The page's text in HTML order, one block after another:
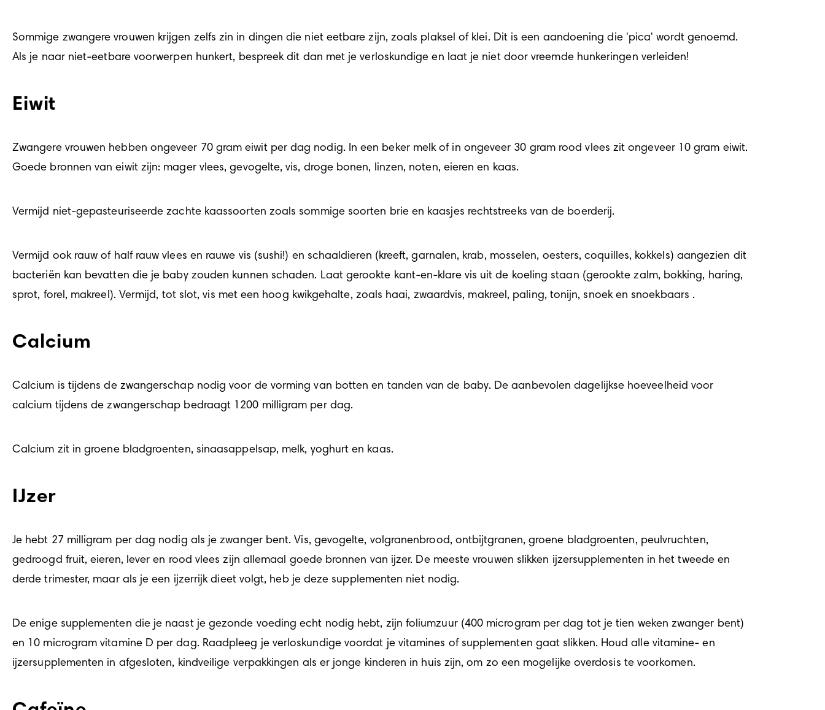
Sommige zwangere vrouwen krijgen zelfs zin in dingen die niet eetbare zijn, zoals plaksel of klei. Dit is een aandoening die 'pica' wordt genoemd.
Als je naar niet-eetbare voorwerpen hunkert, bespreek dit dan met je verloskundige en laat je niet door vreemde hunkeringen verleiden!
Eiwit
Zwangere vrouwen hebben ongeveer 70 gram eiwit per dag nodig. In een beker melk of in ongeveer 30 gram rood vlees zit ongeveer 10 gram eiwit.
Goede bronnen van eiwit zijn: mager vlees, gevogelte, vis, droge bonen, linzen, noten, eieren en kaas.
Vermijd niet-gepasteuriseerde zachte kaassoorten zoals sommige soorten brie en kaasjes rechtstreeks van de boerderij.
Vermijd ook rauw of half rauw vlees en rauwe vis (sushi!) en schaaldieren (kreeft, garnalen, krab, mosselen, oesters, coquilles, kokkels) aangezien dit
bacteriën kan bevatten die je baby zouden kunnen schaden. Laat gerookte kant-en-klare vis uit de koeling staan (gerookte zalm, bokking, haring,
sprot, forel, makreel). Vermijd, tot slot, vis met een hoog kwikgehalte, zoals haai, zwaardvis, makreel, paling, tonijn, snoek en snoekbaars .
Calcium
Calcium is tijdens de zwangerschap nodig voor de vorming van botten en tanden van de baby. De aanbevolen dagelijkse hoeveelheid voor
calcium tijdens de zwangerschap bedraagt 1200 milligram per dag.
Calcium zit in groene bladgroenten, sinaasappelsap, melk, yoghurt en kaas.
IJzer
Je hebt 27 milligram per dag nodig als je zwanger bent. Vis, gevogelte, volgranenbrood, ontbijtgranen, groene bladgroenten, peulvruchten,
gedroogd fruit, eieren, lever en rood vlees zijn allemaal goede bronnen van ijzer. De meeste vrouwen slikken ijzersupplementen in het tweede en
derde trimester, maar als je een ijzerrijk dieet volgt, heb je deze supplementen niet nodig.
De enige supplementen die je naast je gezonde voeding echt nodig hebt, zijn foliumzuur (400 microgram per dag tot je tien weken zwanger bent)
en 10 microgram vitamine D per dag. Raadpleeg je verloskundige voordat je vitamines of supplementen gaat slikken. Houd alle vitamine- en
ijzersupplementen in afgesloten, kindveilige verpakkingen als er jonge kinderen in huis zijn, om zo een mogelijke overdosis te voorkomen.